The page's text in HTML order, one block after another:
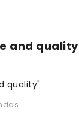
and quality
quality"